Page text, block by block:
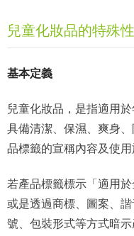
兒童化妝品的特殊性
基本定義
兒童化妝品，是指適用
具備清潔、保濕、爽身
品標籤的宣稱內容及使用
若產品標籤標示「適用
或是透過商標、圖案、
號、包裝形式等方式暗